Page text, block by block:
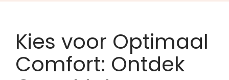
Kies voor Optimaal
Comfort: Ontdek